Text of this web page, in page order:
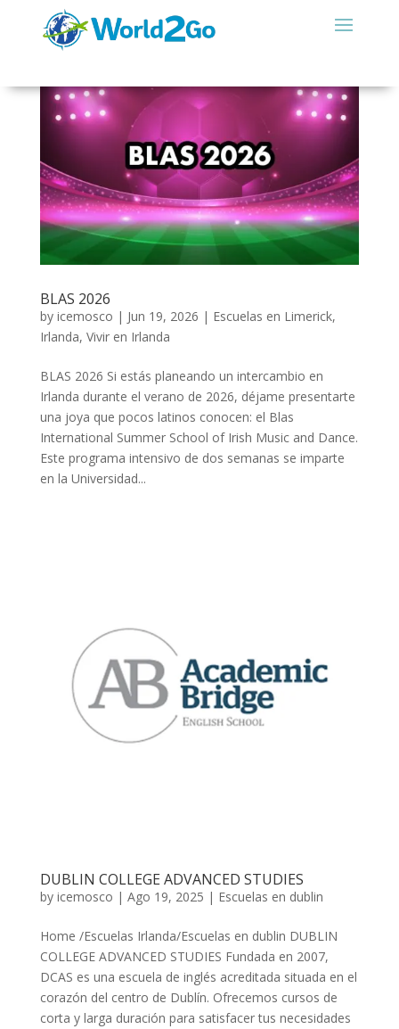
BLAS 2026
by icemosco | Jun 19, 2026 | Escuelas en Limerick,
Irlanda, Vivir en Irlanda
BLAS 2026 Si estás planeando un intercambio en
Irlanda durante el verano de 2026, déjame presentarte
una joya que pocos latinos conocen: el Blas
International Summer School of Irish Music and Dance.
Este programa intensivo de dos semanas se imparte
en la Universidad...
DUBLIN COLLEGE ADVANCED STUDIES
by icemosco | Ago 19, 2025 | Escuelas en dublin
Home /Escuelas Irlanda/Escuelas en dublin DUBLIN
COLLEGE ADVANCED STUDIES Fundada en 2007,
DCAS es una escuela de inglés acreditada situada en el
corazón del centro de Dublín. Ofrecemos cursos de
corta y larga duración para satisfacer tus necesidades